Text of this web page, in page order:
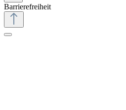
Barrierefreiheit